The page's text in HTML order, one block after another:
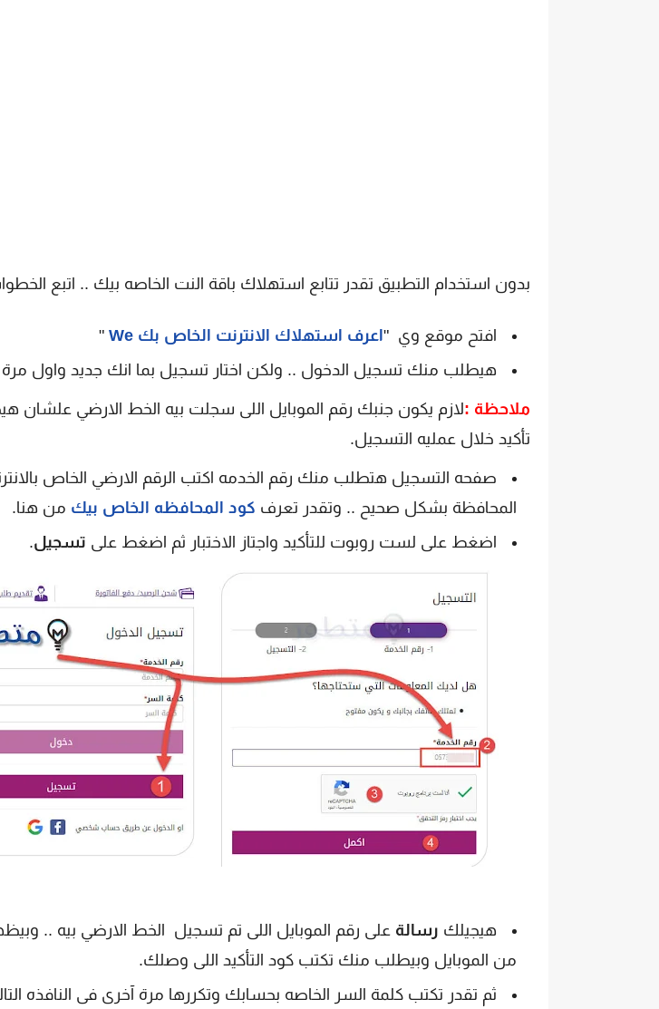
بدون استخدام التطبيق تقدر تتابع استهلاك باقة النت الخاصه بيك .. اتبع
افتح موقع وي "اعرف استهلاك الانترنت الخاص بك We
"
هيطلب منك تسجيل الدخول .. ولكن اختار تسجيل بما انك جديد واول
ملاحظة :لازم يكون جنبك رقم الموبايل اللى سجلت بيه الخط الارضي علشان
تأكيد خلال عمليه التسجيل.
صفحه التسجيل هتطلب منك رقم الخدمه اكتب الرقم الارضي الخاص
المحافظة بشكل صحيح .. وتقدر تعرف كود المحافظه الخاص بيك من هنا.
اضغط على لست روبوت للتأكيد واجتاز الاختبار ثم اضغط على تسجيل.
هيجيلك رسالة على رقم الموبايل اللى تم تسجيل الخط الارضي بيه ..
من الموبايل وبيطلب منك تكتب كود التأكيد اللى وصلك.
ثم تقدر تكتب كلمة السر الخاصه بحسابك وتكررها مرة آخرى فى النافذه